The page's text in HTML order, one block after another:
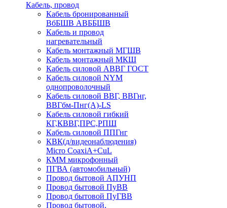
Кабель, провод
Кабель бронированный
ВбБШВ АВББШВ
Кабель и провод
нагревательный
Кабель монтажный МГШВ
Кабель монтажный МКШ
Кабель силовой АВВГ ГОСТ
Кабель силовой NYM
однопроволочный
Кабель силовой ВВГ, ВВГнг,
ВВГбм-Пнг(А)-LS
Кабель силовой гибкий
КГ,КВВГ,ПРС,РПШ
Кабель силовой ППГнг
КВК(д/видеонаблюдения)
Micro CoaxiA+CuL
КММ микрофонный
ПГВА (автомобильный)
Провод бытовой АПУНП
Провод бытовой ПуВВ
Провод бытовой ПуГВВ
Провод бытовой,